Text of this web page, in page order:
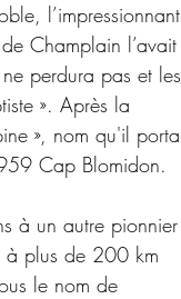
l’impressionnant
Champlain l’avait
perdura pas et les
». Après la
», nom qu'il porta
Cap Blomidon.
à un autre pionnier
à plus de 200 km
le nom de